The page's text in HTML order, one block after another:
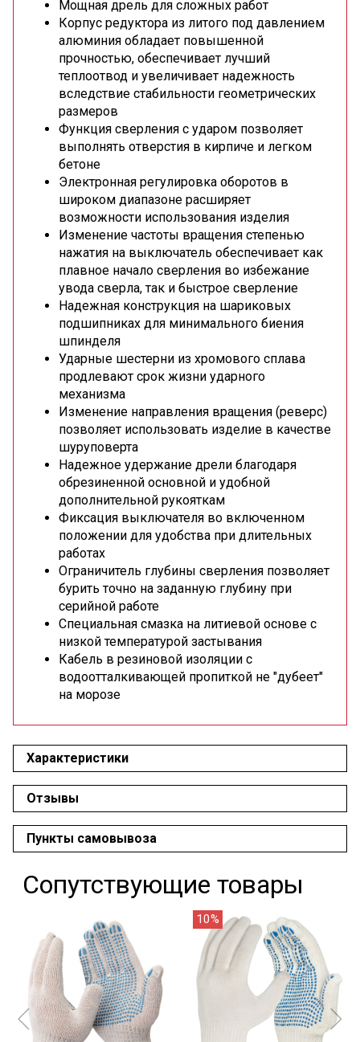
Мощная дрель для сложных работ
Корпус редуктора из литого под давлением
алюминия обладает повышенной
прочностью, обеспечивает лучший
теплоотвод и увеличивает надежность
вследствие стабильности геометрических
размеров
Функция сверления с ударом позволяет
выполнять отверстия в кирпиче и легком
бетоне
Электронная регулировка оборотов в
широком диапазоне расширяет
возможности использования изделия
Изменение частоты вращения степенью
нажатия на выключатель обеспечивает как
плавное начало сверления во избежание
увода сверла, так и быстрое сверление
Надежная конструкция на шариковых
подшипниках для минимального биения
шпинделя
Ударные шестерни из хромового сплава
продлевают срок жизни ударного
механизма
Изменение направления вращения (реверс)
позволяет использовать изделие в качестве
шуруповерта
Надежное удержание дрели благодаря
обрезиненной основной и удобной
дополнительной рукояткам
Фиксация выключателя во включенном
положении для удобства при длительных
работах
Ограничитель глубины сверления позволяет
бурить точно на заданную глубину при
серийной работе
Специальная смазка на литиевой основе с
низкой температурой застывания
Кабель в резиновой изоляции с
водоотталкивающей пропиткой не ″дубеет″
на морозе
Характеристики
Отзывы
Пункты самовывоза
Сопутствующие товары
10%